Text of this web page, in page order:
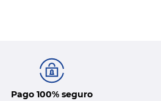
Pago 100% seguro